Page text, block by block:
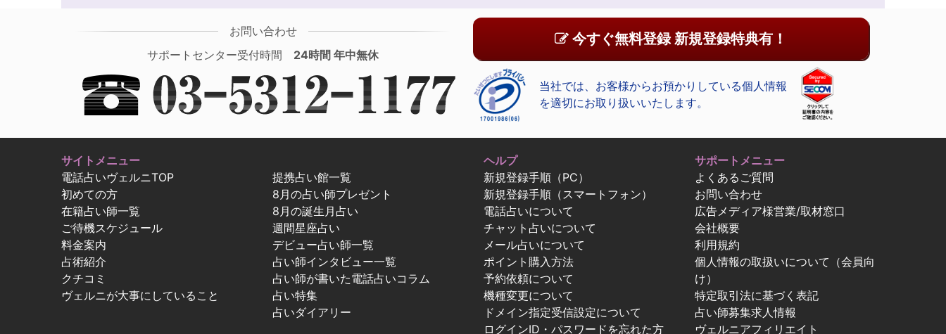
お問い合わせ
サポートセンター受付時間 24時間 年中無休
今すぐ無料登録 新規登録特典有！
当社では、お客様からお預かりしている個人情報
を適切にお取り扱いいたします。
サイトメニュー
電話占いヴェルニTOP
初めての方
在籍占い師一覧
ご待機スケジュール
料金案内
占術紹介
クチコミ
ヴェルニが大事にしていること
提携占い館一覧
8月の占い師プレゼント
8月の誕生月占い
週間星座占い
デビュー占い師一覧
占い師インタビュー一覧
占い師が書いた電話占いコラム
占い特集
占いダイアリー
ヘルプ
新規登録手順（PC）
新規登録手順（スマートフォン）
電話占いについて
チャット占いについて
メール占いについて
ポイント購入方法
予約依頼について
機種変更について
ドメイン指定受信設定について
ログインID・パスワードを忘れた方
サポートメニュー
よくあるご質問
お問い合わせ
広告メディア様営業/取材窓口
会社概要
利用規約
個人情報の取扱いについて（会員向
け）
特定取引法に基づく表記
占い師募集求人情報
ヴェルニアフィリエイト